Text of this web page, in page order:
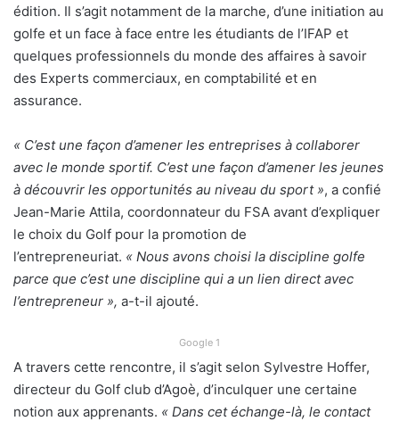
édition. Il s’agit notamment de la marche, d’une initiation au
golfe et un face à face entre les étudiants de l’IFAP et
quelques professionnels du monde des affaires à savoir
des Experts commerciaux, en comptabilité et en
assurance.
« C’est une façon d’amener les entreprises à collaborer
avec le monde sportif. C’est une façon d’amener les jeunes
à découvrir les opportunités au niveau du sport », a confié
Jean-Marie Attila, coordonnateur du FSA avant d’expliquer
le choix du Golf pour la promotion de
l’entrepreneuriat. « Nous avons choisi la discipline golfe
parce que c’est une discipline qui a un lien direct avec
l’entrepreneur », a-t-il ajouté.
Google 1
A travers cette rencontre, il s’agit selon Sylvestre Hoffer,
directeur du Golf club d’Agoè, d’inculquer une certaine
notion aux apprenants. « Dans cet échange-là, le contact